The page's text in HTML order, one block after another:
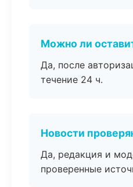
Можно ли
Да, после
течение 24 ч.
Новости
Да, редакция и
проверенные